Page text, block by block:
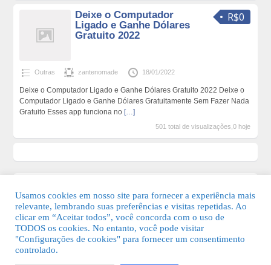
R$0
Deixe o Computador
Ligado e Ganhe Dólares
Gratuito 2022
Outras zantenomade 18/01/2022
Deixe o Computador Ligado e Ganhe Dólares Gratuito 2022 Deixe o
Computador Ligado e Ganhe Dólares Gratuitamente Sem Fazer Nada
Gratuito Esses app funciona no […]
501 total de visualizações,0 hoje
© 2026 Guia Fácil Lagos | Guia Comercial Grátis. Todos os direitos
Usamos cookies em nosso site para fornecer a experiência mais
relevante, lembrando suas preferências e visitas repetidas. Ao
clicar em “Aceitar todos”, você concorda com o uso de
TODOS os cookies. No entanto, você pode visitar
"Configurações de cookies" para fornecer um consentimento
controlado.